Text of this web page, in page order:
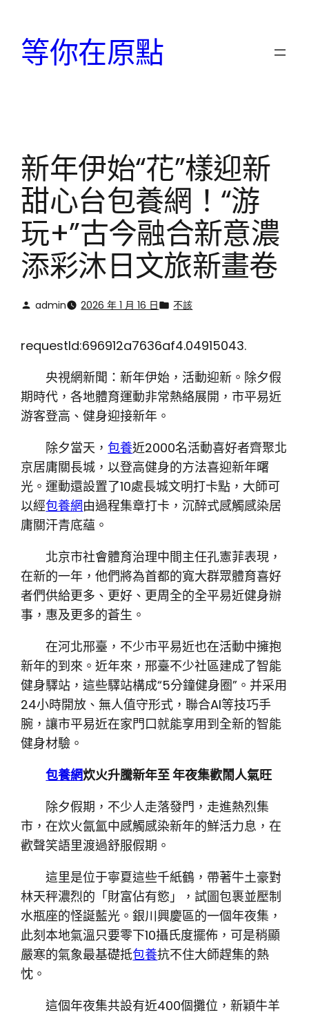
等你在原點
新年伊始“花”樣迎新
甜心台包養網！“游
玩+”古今融合新意濃
添彩沐日文旅新畫卷
admin 2026 年 1 月 16 日 不該
requestId:696912a7636af4.04915043.
央視網新聞：新年伊始，活動迎新。除夕假
期時代，各地體育運動非常熱絡展開，市平易近
游客登高、健身迎接新年。
除夕當天，包養近2000名活動喜好者齊聚北
京居庸關長城，以登高健身的方法喜迎新年曙
光。運動還設置了10處長城文明打卡點，大師可
以經包養網由過程集章打卡，沉醉式感觸感染居
庸關汗青底蘊。
北京市社會體育治理中間主任孔憲菲表現，
在新的一年，他們將為首都的寬大群眾體育喜好
者們供給更多、更好、更周全的全平易近健身辦
事，惠及更多的蒼生。
在河北邢臺，不少市平易近也在活動中擁抱
新年的到來。近年來，邢臺不少社區建成了智能
健身驛站，這些驛站構成“5分鐘健身圈”。并采用
24小時開放、無人值守形式，聯合AI等技巧手
腕，讓市平易近在家門口就能享用到全新的智能
健身材驗。
包養網炊火升騰新年至 年夜集歡鬧人氣旺
除夕假期，不少人走落發門，走進熱烈集
市，在炊火氤氳中感觸感染新年的鮮活力息，在
歡聲笑語里渡過舒服假期。
這里是位于寧夏這些千紙鶴，帶著牛土豪對
林天秤濃烈的「財富佔有慾」，試圖包裹並壓制
水瓶座的怪誕藍光。銀川興慶區的一個年夜集，
此刻本地氣溫只要零下10攝氏度擺佈，可是稍顯
嚴寒的氣象最基礎抵包養抗不住大師趕集的熱
忱。
這個年夜集共設有近400個攤位，新穎牛羊